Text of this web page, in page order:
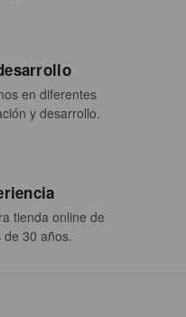
en diferentes
y desarrollo.
tienda online de
30 años.